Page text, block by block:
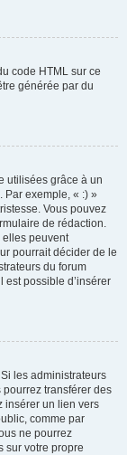
code HTML sur ce
générée par du
utilisées grâce à un
Par exemple, « :) »
Vous pouvez
de rédaction.
elles peuvent
pourrait décider de le
du forum
est possible d’insérer
les administrateurs
pourrez transférer des
insérer un lien vers
comme par
ne pourrez
sur votre propre